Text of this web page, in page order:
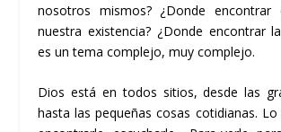
nosotros mismos? ¿Donde
nuestra existencia? ¿Donde encontrar
es un tema complejo, muy complejo.
Dios está en todos sitios, desde las
hasta las pequeñas cosas cotidianas.